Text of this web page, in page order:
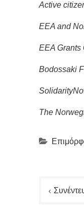
Active
EEA and
EEA Grants
Bodossaki
The